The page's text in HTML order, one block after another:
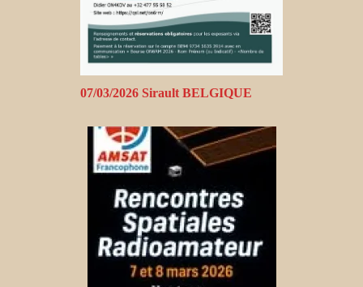
07/03/2026 Sirault BELGIQUE